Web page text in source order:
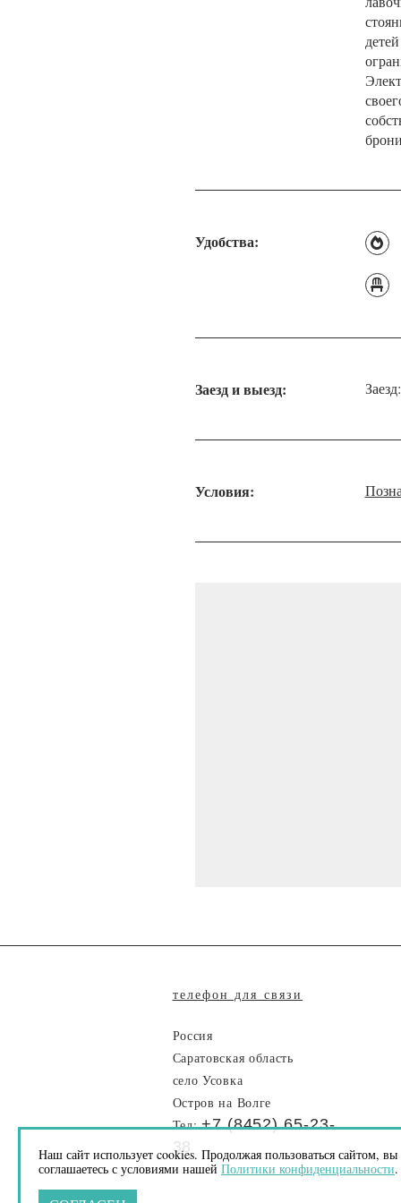
Удобства:
Заезд и выезд:
Условия:
телефон для связи
Россия
Саратовская область
село Усовка
Остров на Волге
Тел:+7 (8452) 65-23-
38
Наш сайт использует cookies. Продолжая пользоваться сайтом, вы
соглашаетесь с условиями нашей Политики конфиденциальности.